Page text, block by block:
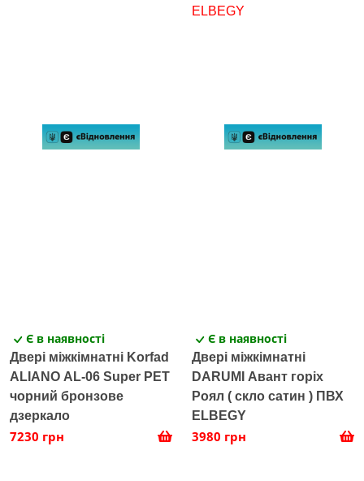
Є в наявності
Двері міжкімнатні Korfad
ALIANO AL-06 Super PET
чорний бронзове
дзеркало
7230 грн
Є в наявності
Двері міжкімнатні
DARUMI Авант горіх
Роял ( скло сатин ) ПВХ
ELBEGY
3980 грн